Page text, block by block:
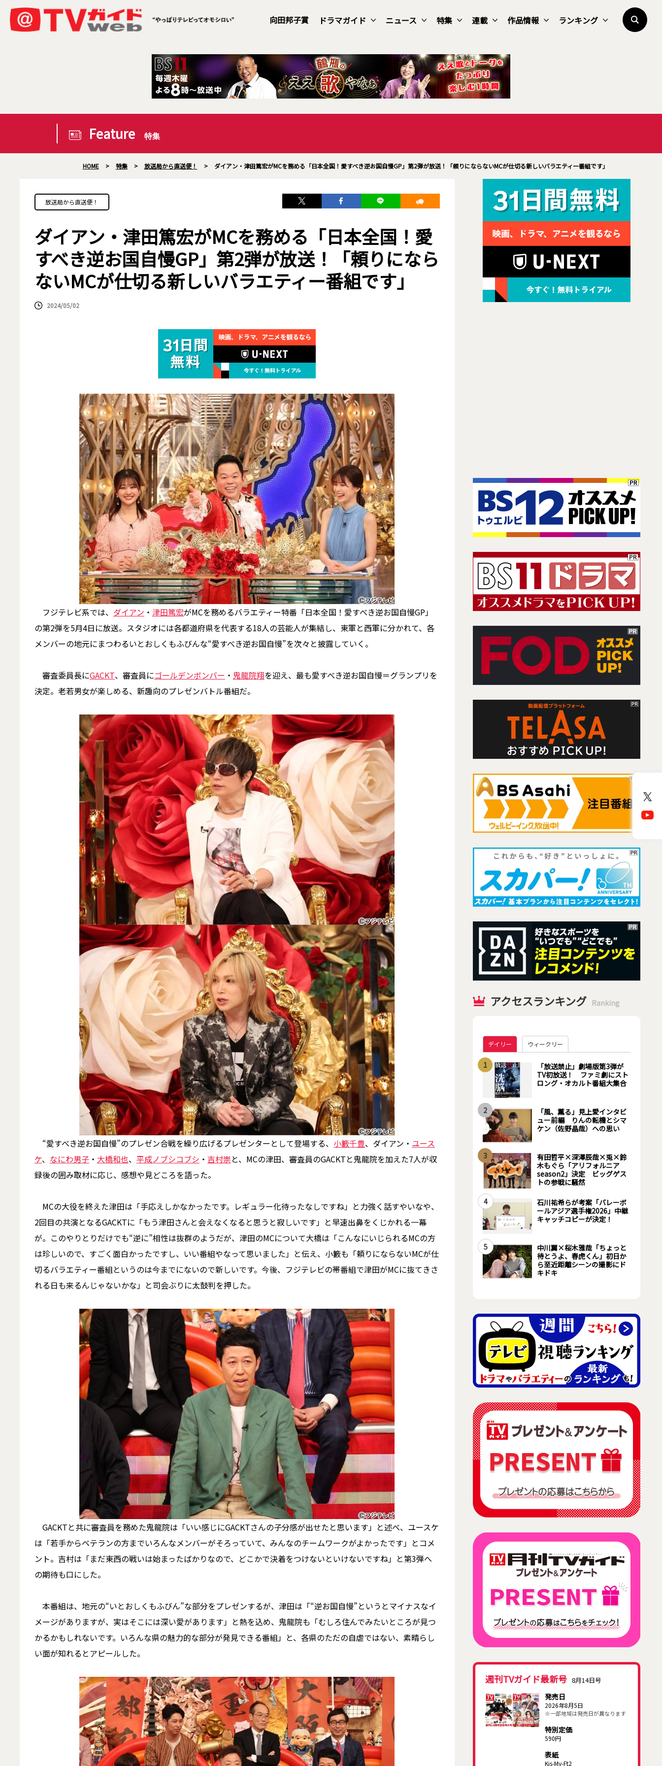
向田邦子賞 ドラマガイド ニュース 特集 連載 作品情報 ランキング
Feature 特集
HOME > 特集 > 放送局から直送便！ > ダイアン・津田篤宏がMCを務める「日本全国！愛すべき逆お国自慢GP」第2弾が放送！「頼りにならないMCが仕切る新しいバラエティー番組です」
放送局から直送便！
ダイアン・津田篤宏がMCを務める「日本全国！愛
すべき逆お国自慢GP」第2弾が放送！「頼りになら
ないMCが仕切る新しいバラエティー番組です」
2024/05/02
フジテレビ系では、 ダイアン ・ 津田篤宏がMCを務めるバラエティー特番「日本全国！愛すべき逆お国自慢GP」
の第2弾を5月4日に放送。スタジオには各都道府県を代表する18人の芸能人が集結し、東軍と西軍に分かれて、各
メンバーの地元にまつわるいとおしくもふびんな“愛すべき逆お国自慢”を次々と披露していく。
審査委員長にGACKT、審査員にゴールデンボンバー ・ 鬼龍院翔を迎え、最も愛すべき逆お国自慢＝グランプリを
決定。老若男女が楽しめる、新趣向のプレゼンバトル番組だ。
“愛すべき逆お国自慢”のプレゼン合戦を繰り広げるプレゼンターとして登場する、 小籔千豊、ダイアン・ ユース
ケ、 なにわ男子 ・ 大橋和也、 平成ノブシコブシ ・ 吉村崇と、MCの津田、審査員のGACKTと鬼龍院を加えた7人が収
録後の囲み取材に応じ、感想や見どころを語った。
MCの大役を終えた津田は「手応えしかなかったです。レギュラー化待ったなしですね」と力強く話すやいなや、
2回目の共演となるGACKTに「もう津田さんと会えなくなると思うと寂しいです」と早速出鼻をくじかれる一幕
が。このやりとりだけでも“逆に”相性は抜群のようだが、津田のMCについて大橋は「こんなにいじられるMCの方
は珍しいので、すごく面白かったですし、いい番組やなって思いました」と伝え、小籔も「頼りにならないMCが仕
切るバラエティー番組というのは今までにないので新しいです。今後、フジテレビの帯番組で津田がMCに抜てきさ
れる日も来るんじゃないかな」と司会ぶりに太鼓判を押した。
GACKTと共に審査員を務めた鬼龍院は「いい感じにGACKTさんの子分感が出せたと思います」と述べ、ユースケ
は「若手からベテランの方までいろんなメンバーがそろっていて、みんなのチームワークがよかったです」とコメ
ント。吉村は「まだ東西の戦いは始まったばかりなので、どこかで決着をつけないといけないですね」と第3弾へ
の期待も口にした。
本番組は、地元の“いとおしくもふびん”な部分をプレゼンするが、津田は「“逆お国自慢”というとマイナスなイ
メージがありますが、実はそこには深い愛があります」と熱を込め、鬼龍院も「むしろ住んでみたいところが見つ
かるかもしれないです。いろんな県の魅力的な部分が発見できる番組」と、各県のただの自虐ではない、素晴らし
い面が知れるとアピールした。
アクセスランキング Ranking
デイリー ウィークリー
1
「放送禁止」劇場版第3弾が
TV初放送！ ファミ劇にスト
ロング・オカルト番組大集合
2
「風、薫る」見上愛インタビ
ュー前編 りんの転機とシマ
ケン（佐野晶哉）への思い
3
有田哲平×深澤辰哉×兎×鈴
木もぐら「アリフォルニア
season2」決定 ビッグゲス
トの参戦に騒然
4
石川祐希らが考案「バレーボ
ールアジア選手権2026」中継
キャッチコピーが決定！
5
中川翼×桜木雅哉「ちょっと
待とうよ、春虎くん」初日か
ら至近距離シーンの撮影にド
キドキ
週刊TVガイド最新号 8月14日号
発売日
2026年8月5日
※一部地域は発売日が異なります
特別定価
590円
表紙
Kis-My-Ft2